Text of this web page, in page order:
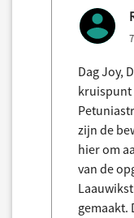
Dag Joy,
kruispunt
zijn de
hier om
van de
gemaakt.